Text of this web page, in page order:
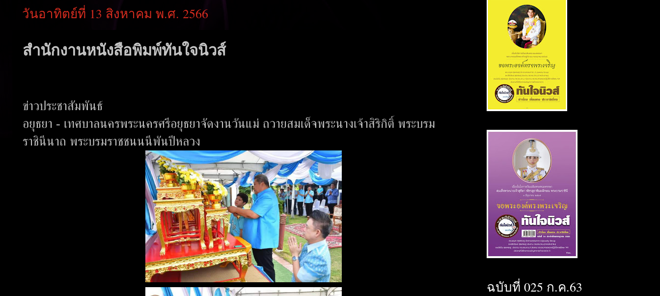
วันอาทิตย์ที่ 13 สิงหาคม พ.ศ. 2566
สำนักงานหนังสือพิมพ์ทันใจนิวส์
ข่าวประชาสัมพันธ์
อยุธยา - เทศบาลนครพระนครศรีอยุธยาจัดงานวันแม่ ถวายสมเด็จพระนางเจ้าสิริกิติ์ พระบรม
ราชินีนาถ พระบรมราชชนนนีพันปีหลวง
ฉบับที่ 025 ก.ค.63